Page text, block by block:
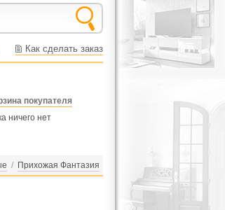
Как сделать заказ
покупателя
ничего нет
/ Прихожая Фантазия